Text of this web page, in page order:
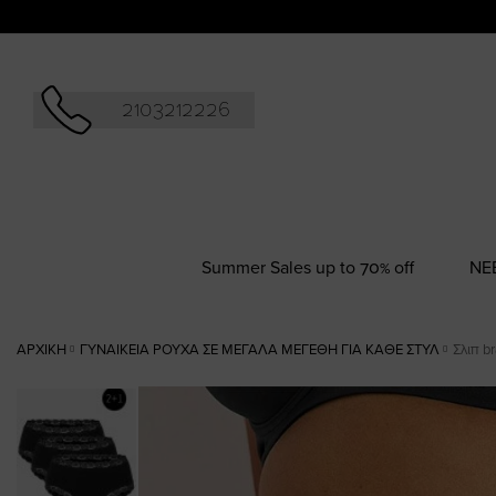
2103212226
Summer Sales up to 70% off
ΑΡΧΙΚΉ ΓΥΝΑΙΚΕΊΑ ΡΟΎΧΑ ΣΕ ΜΕΓΆΛΑ ΜΕΓΈΘΗ ΓΙΑ ΚΆΘΕ ΣΤΥΛ Σλιπ
to
the
end